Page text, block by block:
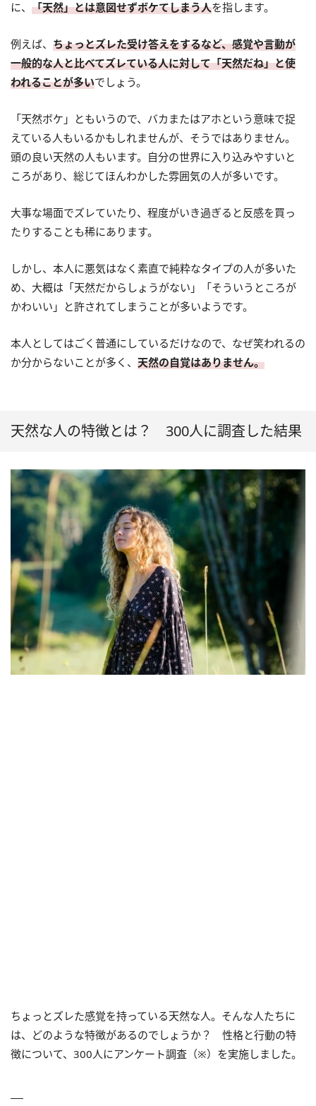
に、 「天然」とは意図せずボケてしまう人を指します。
例えば、 ちょっとズレた受け答えをするなど、感覚や言動が
一般的な人と比べてズレている人に対して「天然だね」と使
われることが多いでしょう。
「天然ボケ」ともいうので、バカまたはアホという意味で捉
えている人もいるかもしれませんが、そうではありません。
頭の良い天然の人もいます。自分の世界に入り込みやすいと
ころがあり、総じてほんわかした雰囲気の人が多いです。
大事な場面でズレていたり、程度がいき過ぎると反感を買っ
たりすることも稀にあります。
しかし、本人に悪気はなく素直で純粋なタイプの人が多いた
め、大概は「天然だからしょうがない」「そういうところが
かわいい」と許されてしまうことが多いようです。
本人としてはごく普通にしているだけなので、なぜ笑われるの
か分からないことが多く、 天然の自覚はありません。
天然な人の特徴とは？ 300人に調査した結果
ちょっとズレた感覚を持っている天然な人。そんな人たちに
は、どのような特徴があるのでしょうか？ 性格と行動の特
徴について、300人にアンケート調査（※）を実施しました。